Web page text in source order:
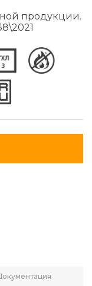
продукции.